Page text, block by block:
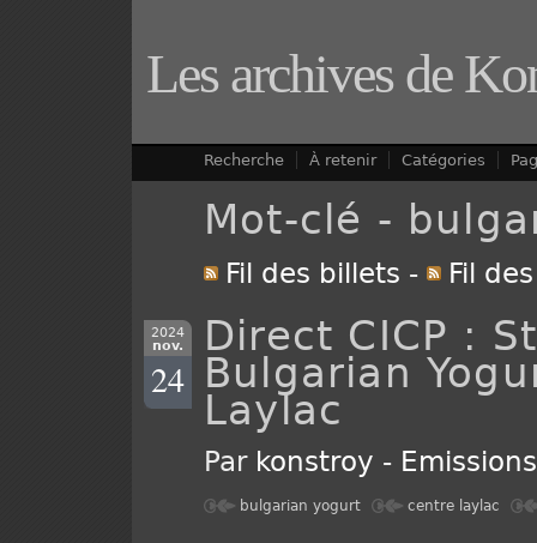
Les archives de
Recherche À retenir Catégories
Mot-clé -
Fil des billets - Fil
2024
nov.
24
Direct CICP :
Bulgarian
Laylac
Par konstroy -
bulgarian yogurt centre laylac